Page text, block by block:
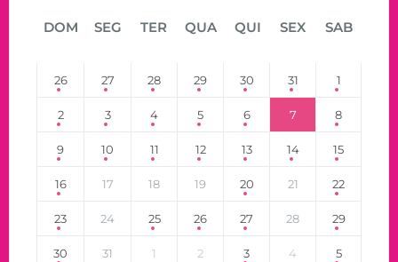
DOM SEG TER QUA QUI SEX SAB
26 27 28 29 30 31 1
2 3 4 5 6 7 8
9 10 11 12 13 14 15
16 17 18 19 20 21 22
23 24 25 26 27 28 29
30 31 1 2 3 4 5